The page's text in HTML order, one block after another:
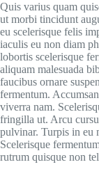
Quis varius quam
ut morbi tincidunt
eu scelerisque felis
iaculis eu non diam
lobortis scelerisque
aliquam malesuada
faucibus ornare
fermentum.
viverra nam.
fringilla ut. Arcu
pulvinar. Turpis in eu
Scelerisque
rutrum quisque non